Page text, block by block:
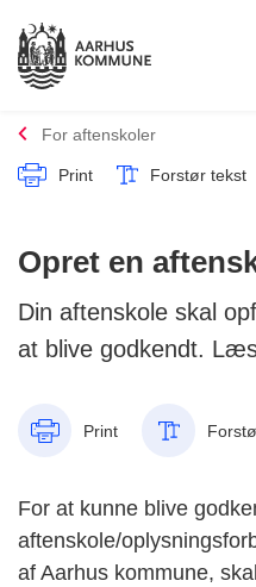
For aftenskoler
Print Forstør tekst
Opret en
Din aftenskole skal
at blive godkendt.
Print
For at kunne blive
aftenskole/
af Aarhus kommune,